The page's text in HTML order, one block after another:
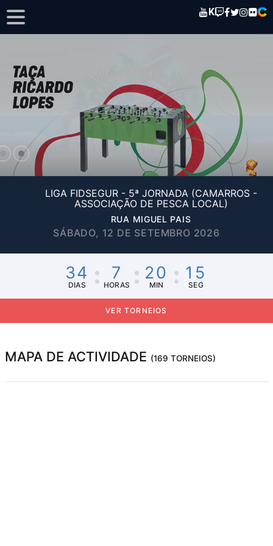
K
LIGA FIDSEGUR - 5ª JORNADA (CAMARROS -
ASSOCIAÇÃO DE PESCA LOCAL)
RUA MIGUEL PAIS
SÁBADO, 12 DE SETEMBRO 2026
34
DIAS
7
HORAS
20
MIN
15
SEG
VER TORNEIOS
MAPA DE ACTIVIDADE (169 TORNEIOS)